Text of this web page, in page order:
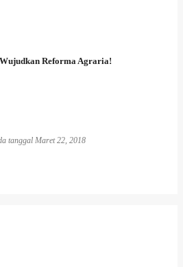
Reforma Agraria!
tanggal Maret 22, 2018